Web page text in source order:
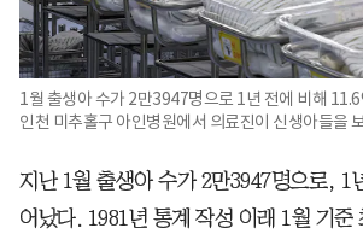
1월 출생아 수가 2만3947명으로 1년 전에 비해
인천 미추홀구 아인병원에서 의료진이 신생아들을
지난 1월 출생아 수가 2만3947명으로, 1
어났다. 1981년 통계 작성 이래 1월 기준